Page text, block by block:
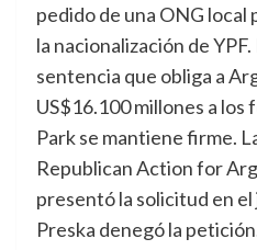
pedido de una ONG
la nacionalización de
sentencia que obliga a
US$16.100 millones a
Park se mantiene firme.
Republican Action for
presentó la solicitud en
Preska denegó la